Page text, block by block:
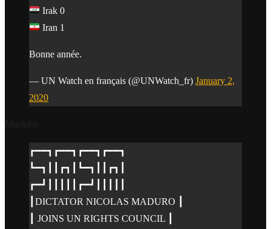
Irak 0
Iran 1
Bonne année.
— UN Watch en français (@UNWatch_fr) January 2,
2020
┏━━┓┏━━┓┏━━┓┏━━┓
┗━┓┃┃┏┓┃┗━┓┃┃┏┓┃
┏━┛┃┃┃┃┃┏━┛┃┃┃┃┃
┃DICTATOR NICOLAS MADURO ┃
┃ JOINS UN RIGHTS COUNCIL ┃